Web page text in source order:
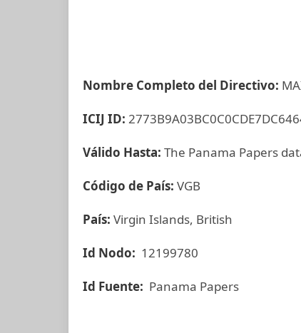
Nombre Completo del Directivo:
ICIJ ID:
Válido Hasta: The Panama Papers
Código de País: VGB
País: Virgin Islands, British
Id Nodo: 12199780
Id Fuente: Panama Papers